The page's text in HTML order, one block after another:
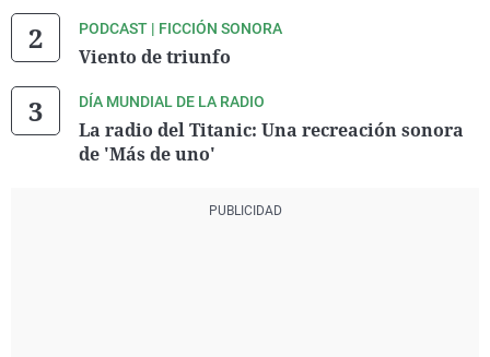
PODCAST | FICCIÓN SONORA
Viento de triunfo
DÍA MUNDIAL DE LA RADIO
La radio del Titanic: Una recreación sonora
de 'Más de uno'